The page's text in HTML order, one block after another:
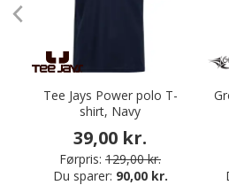
Tee Jays Power polo T-
shirt, Navy
39,00 kr.
Førpris: 129,00 kr.
Du sparer: 90,00 kr.